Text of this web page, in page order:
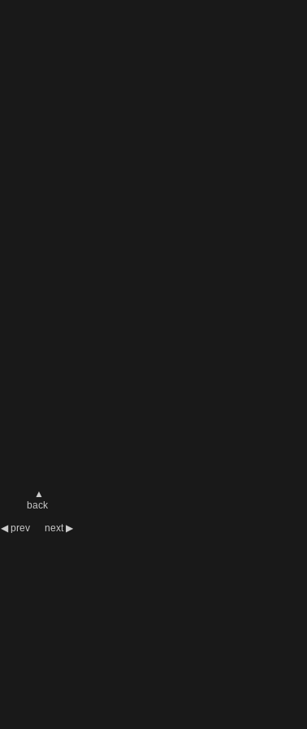
▲
back
◀prev next▶